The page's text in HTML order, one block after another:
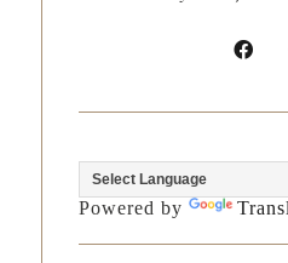
Powered by